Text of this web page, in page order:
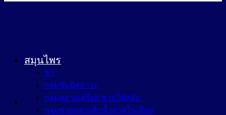
สมุนไพร
ชา
กลุ่มขับปัสสาวะ
กลุ่มคลายเครียด ช่วยให้หลับ
กลุ่มช่วยลดระดับน้ำตาลในเลือด